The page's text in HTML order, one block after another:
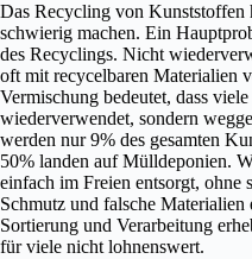
Das Recycling von Kunststoffen
schwierig machen. Ein
des Recyclings. Nicht
oft mit recycelbaren Materialien
Vermischung bedeutet, dass
wiederverwendet, sondern
werden nur 9% des gesamten
50% landen auf Mülldeponien.
einfach im Freien entsorgt, ohne
Schmutz und falsche
Sortierung und Verarbeitung
für viele nicht lohnenswert.